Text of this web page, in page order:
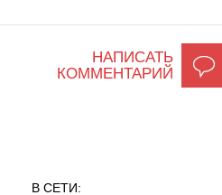
НАПИСАТЬ
КОММЕНТАРИЙ
В СЕТИ: